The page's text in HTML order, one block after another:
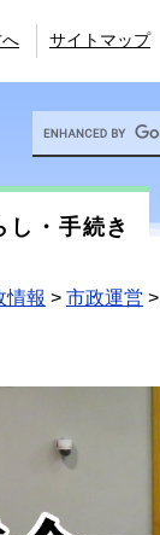
サイトマップ
カ
タ
ム
し・手続き
情報 > 市政運営 >